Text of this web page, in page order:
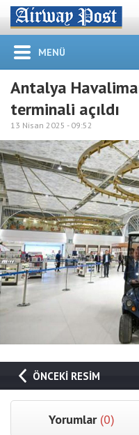
MENÜ
Antalya
terminali açıldı
13 Nisan 2025 - 09:52
ÖNCEKİ RESİM
Yorumlar (0)